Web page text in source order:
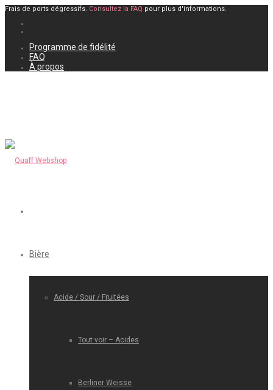
Frais de ports dégressifs. Consultez la FAQ pour plus d'informations.
Programme de fidélité
FAQ
À propos
Bière
Acide / Sour / Fruitées
Tout voir – Acides
Berliner Weisse